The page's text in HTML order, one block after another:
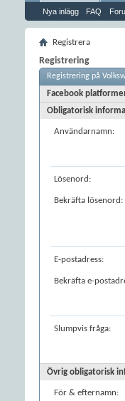
Nya inlägg FAQ
Registrera
Registrering
Registrering på
Facebook
Obligatorisk
Användarnamn:
Lösenord:
Bekräfta lösenord:
E-postadress:
Bekräfta e-
Slumpvis fråga:
Övrig obligatorisk
För & efternamn: